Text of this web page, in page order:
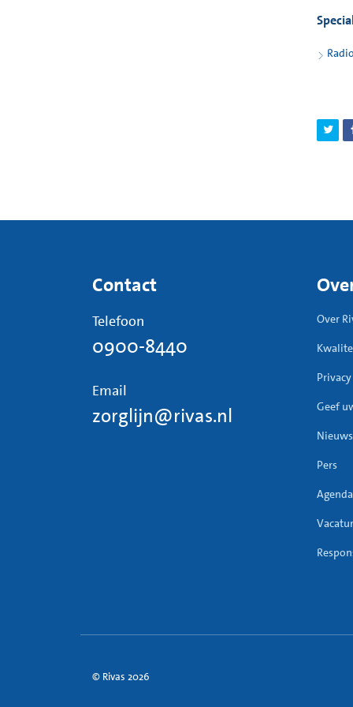
Contact
Telefoon
0900-8440
Email
zorglijn@rivas.nl
Over
Privacy
Geef
Nieuws
Pers
Agenda
© Rivas 2026